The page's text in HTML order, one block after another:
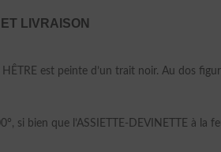
LIVRAISON
est peinte d’un trait noir. Au dos
si bien que l’ASSIETTE-DEVINETTE à la